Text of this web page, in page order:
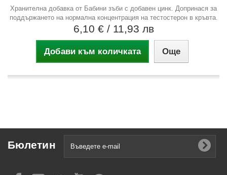
Хранителна добавка от Бабини зъби с добавен цинк. Допринася за
поддържането на нормална концентрация на тестостерон в кръвта.
6,10 € / 11,93 лв
Добави към количката Още
Бюлетин